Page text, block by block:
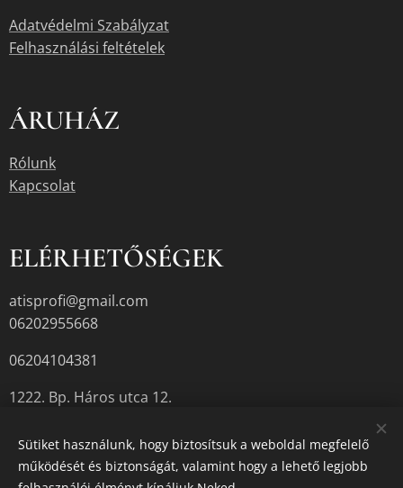
Adatvédelmi Szabályzat
Felhasználási feltételek
ÁRUHÁZ
Rólunk
Kapcsolat
ELÉRHETŐSÉGEK
atisprofi@gmail.com
06202955668
06204104381
1222. Bp. Háros utca 12.
A termékek aktuális készletéről érdeklődjön az üzletben, vagy a
Sütiket használunk, hogy biztosítsuk a weboldal megfelelő
működését és biztonságát, valamint hogy a lehető legjobb